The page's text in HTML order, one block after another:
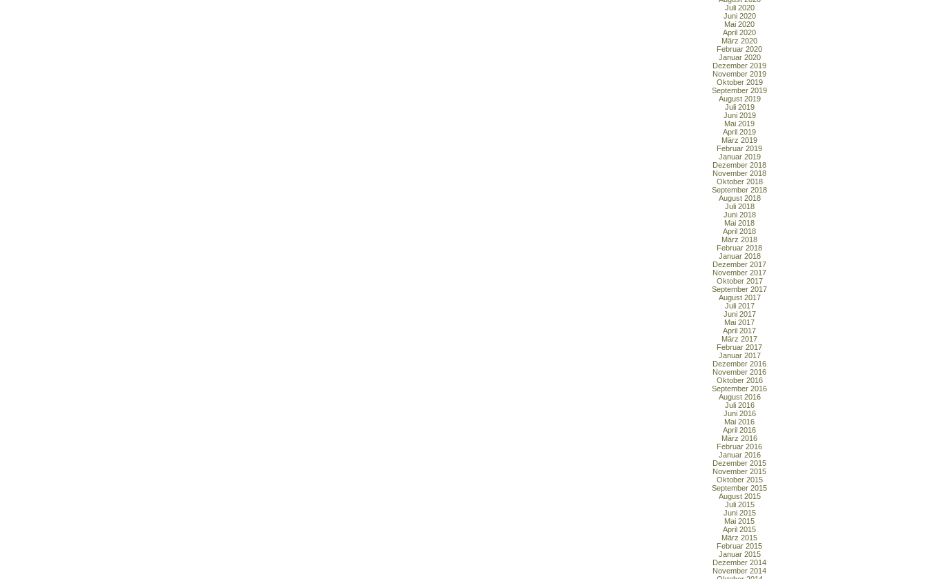
Juli 2020
Juni 2020
Mai 2020
April 2020
März 2020
Februar 2020
Januar 2020
Dezember 2019
November 2019
Oktober 2019
September 2019
August 2019
Juli 2019
Juni 2019
Mai 2019
April 2019
März 2019
Februar 2019
Januar 2019
Dezember 2018
November 2018
Oktober 2018
September 2018
August 2018
Juli 2018
Juni 2018
Mai 2018
April 2018
März 2018
Februar 2018
Januar 2018
Dezember 2017
November 2017
Oktober 2017
September 2017
August 2017
Juli 2017
Juni 2017
Mai 2017
April 2017
März 2017
Februar 2017
Januar 2017
Dezember 2016
November 2016
Oktober 2016
September 2016
August 2016
Juli 2016
Juni 2016
Mai 2016
April 2016
März 2016
Februar 2016
Januar 2016
Dezember 2015
November 2015
Oktober 2015
September 2015
August 2015
Juli 2015
Juni 2015
Mai 2015
April 2015
März 2015
Februar 2015
Januar 2015
Dezember 2014
November 2014